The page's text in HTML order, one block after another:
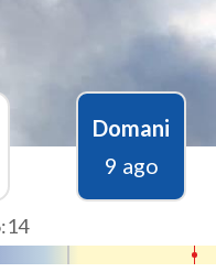
Domani
9 ago